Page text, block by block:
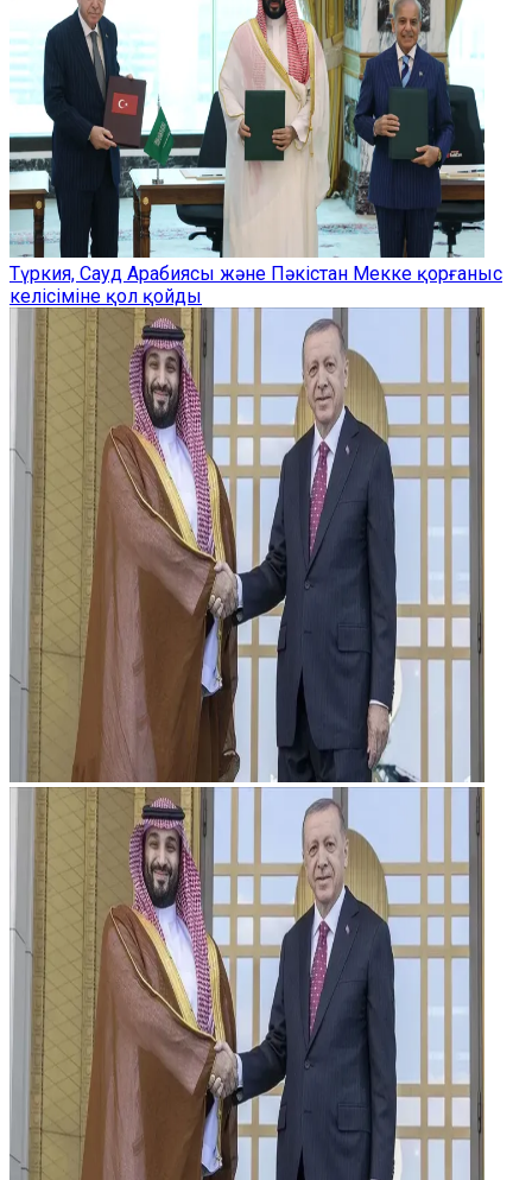
Түркия, Сауд Арабиясы және Пәкістан Мекке қорғаныс
келісіміне қол қойды